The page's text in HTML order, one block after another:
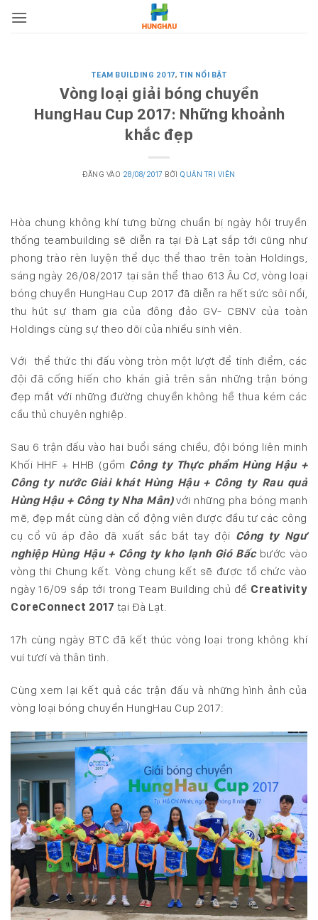
qua
TEAM BUILDING 2017, TIN NỔI BẬT
Vòng loại giải bóng chuyền
HungHau Cup 2017: Những khoảnh
khắc đẹp
ĐĂNG VÀO 28/08/2017 BỞI QUẢN TRỊ VIÊN
Hòa chung không khí tưng bừng chuẩn bị ngày hội truyền
thống teambuilding sẽ diễn ra tại Đà Lạt sắp tới cũng như
phong trào rèn luyện thể dục thể thao trên toàn Holdings,
sáng ngày 26/08/2017 tại sân thể thao 613 Âu Cơ, vòng loại
bóng chuyền HungHau Cup 2017 đã diễn ra hết sức sôi nổi,
thu hút sự tham gia của đông đảo GV- CBNV của toàn
Holdings cùng sự theo dõi của nhiều sinh viên.
Với thể thức thi đấu vòng tròn một lượt để tính điểm, các
đội đã cống hiến cho khán giả trên sân những trận bóng
đẹp mắt với những đường chuyền không hề thua kém các
cầu thủ chuyên nghiệp.
Sau 6 trận đấu vào hai buổi sáng chiều, đội bóng liên minh
Khối HHF + HHB (gồm Công ty Thực phẩm Hùng Hậu +
Công ty nước Giải khát Hùng Hậu + Công ty Rau quả
Hùng Hậu + Công ty Nha Mân)với những pha bóng mạnh
mẽ, đẹp mắt cùng dàn cổ động viên được đầu tư các công
cụ cổ vũ áp đảo đã xuất sắc bắt tay đội Công ty Ngư
nghiệp Hùng Hậu + Công ty kho lạnh Gió Bấc bước vào
vòng thi Chung kết. Vòng chung kết sẽ được tổ chức vào
ngày 16/09 sắp tới trong Team Building chủ đề Creativity
CoreConnect 2017 tại Đà Lạt.
17h cùng ngày BTC đã kết thúc vòng loại trong không khí
vui tươi và thân tình.
Cùng xem lại kết quả các trận đấu và những hình ảnh của
vòng loại bóng chuyền HungHau Cup 2017: